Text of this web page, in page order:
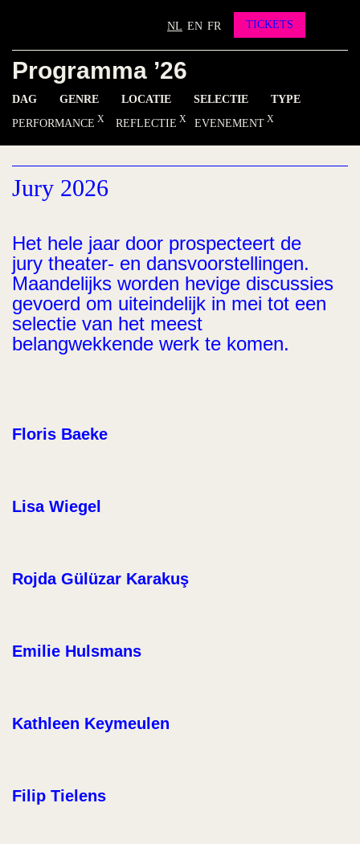
Contact
NL EN FR TICKETS
Programma ’26
DAG GENRE LOCATIE SELECTIE
TYPE
PERFORMANCE
REFLECTIE EVENEMENT
Jury 2026
Het hele jaar door prospecteert de
jury theater- en dansvoorstellingen.
Maandelijks worden hevige discussies
gevoerd om uiteindelijk in mei tot een
selectie van het meest
belangwekkende werk te komen.
Floris Baeke
Lisa Wiegel
Rojda Gülüzar Karakuş
Emilie Hulsmans
Kathleen Keymeulen
Filip Tielens